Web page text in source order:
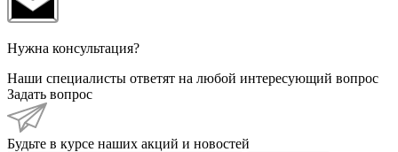
Нужна консультация?
Наши специалисты ответят на любой интересующий вопрос
Задать вопрос
Будьте в курсе наших акций и новостей